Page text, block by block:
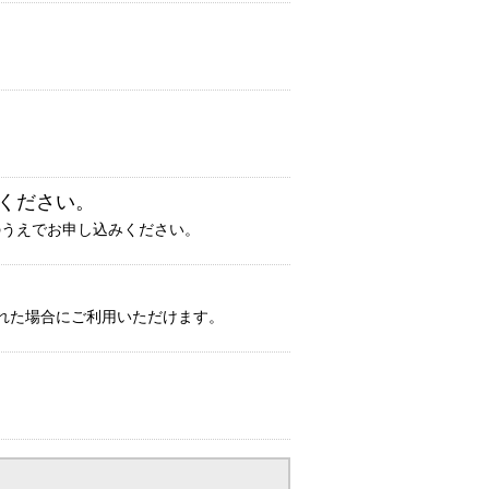
ださい。
えでお申し込みください。
場合にご利用いただけます。